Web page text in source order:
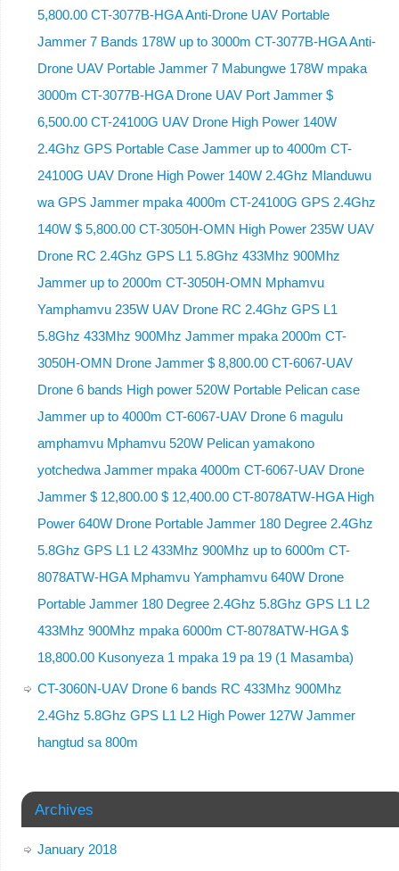
5,800.00 CT-3077B-HGA Anti-Drone UAV Portable
Jammer 7 Bands 178W up to 3000m CT-3077B-HGA Anti-
Drone UAV Portable Jammer 7 Mabungwe 178W mpaka
3000m CT-3077B-HGA Drone UAV Port Jammer $
6,500.00 CT-24100G UAV Drone High Power 140W
2.4Ghz GPS Portable Case Jammer up to 4000m CT-
24100G UAV Drone High Power 140W 2.4Ghz Mlanduwu
wa GPS Jammer mpaka 4000m CT-24100G GPS 2.4Ghz
140W $ 5,800.00 CT-3050H-OMN High Power 235W UAV
Drone RC 2.4Ghz GPS L1 5.8Ghz 433Mhz 900Mhz
Jammer up to 2000m CT-3050H-OMN Mphamvu
Yamphamvu 235W UAV Drone RC 2.4Ghz GPS L1
5.8Ghz 433Mhz 900Mhz Jammer mpaka 2000m CT-
3050H-OMN Drone Jammer $ 8,800.00 CT-6067-UAV
Drone 6 bands High power 520W Portable Pelican case
Jammer up to 4000m CT-6067-UAV Drone 6 magulu
amphamvu Mphamvu 520W Pelican yamakono
yotchedwa Jammer mpaka 4000m CT-6067-UAV Drone
Jammer $ 12,800.00 $ 12,400.00 CT-8078ATW-HGA High
Power 640W Drone Portable Jammer 180 Degree 2.4Ghz
5.8Ghz GPS L1 L2 433Mhz 900Mhz up to 6000m CT-
8078ATW-HGA Mphamvu Yamphamvu 640W Drone
Portable Jammer 180 Degree 2.4Ghz 5.8Ghz GPS L1 L2
433Mhz 900Mhz mpaka 6000m CT-8078ATW-HGA $
18,800.00 Kusonyeza 1 mpaka 19 pa 19 (1 Masamba)
CT-3060N-UAV Drone 6 bands RC 433Mhz 900Mhz
2.4Ghz 5.8Ghz GPS L1 L2 High Power 127W Jammer
hangtud sa 800m
Archives
January 2018